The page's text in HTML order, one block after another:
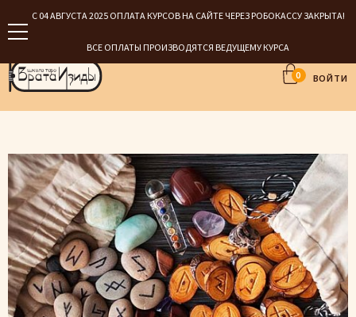
С 04 АВГУСТА 2025 ОПЛАТА КУРСОВ НА САЙТЕ ЧЕРЕЗ РОБОКАССУ ЗАКРЫТА!
ВСЕ ОПЛАТЫ ПРОИЗВОДЯТСЯ ВЕДУЩЕМУ КУРСА
0 ВОЙТИ